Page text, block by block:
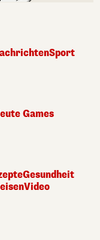
Sport
Games
Gesundheit
Video